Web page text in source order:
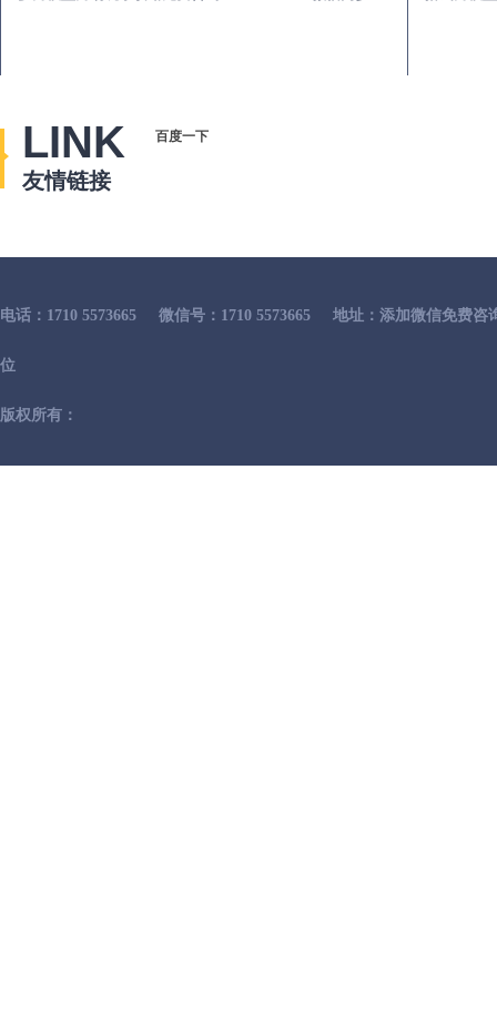
LINK
友情链接
百度一下
电话：1710 5573665 微信号：1710 5573665 地址：添加微信免费咨
位
版权所有：